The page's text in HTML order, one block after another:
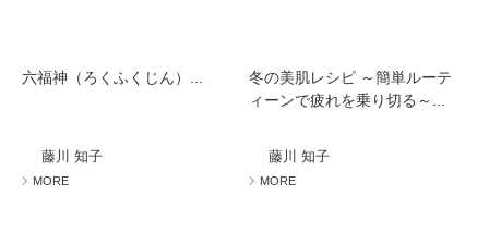
六福神（ろくふくじん）...
藤川 知子
MORE
冬の美肌レシピ ～簡単ルーテ
ィーンで疲れを乗り切る～...
藤川 知子
MORE